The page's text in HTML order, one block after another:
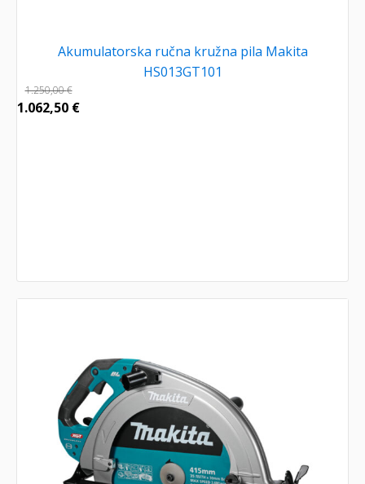
Akumulatorska ručna kružna pila Makita
HS013GT101
1.250,00€
1.062,50 €